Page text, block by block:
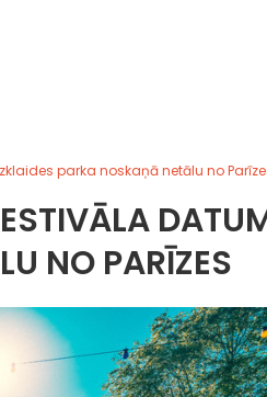
parka noskaņā netālu no
NO PARĪZES